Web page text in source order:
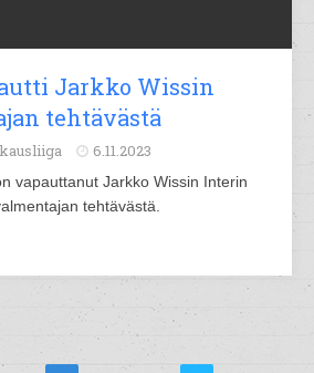
Jarkko Wissin
tehtävästä
6.11.2023
vapauttanut Jarkko Wissin Interin
tehtävästä.